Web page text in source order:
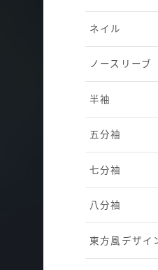
ネイル
ノースリーブ
半袖
五分袖
七分袖
八分袖
東方風デザイ